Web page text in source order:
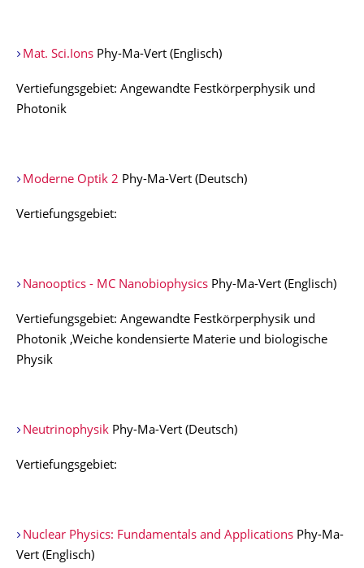
Mat. Sci.Ions Phy-Ma-Vert (Englisch)
Vertiefungsgebiet: Angewandte Festkörperphysik und
Photonik
Moderne Optik 2 Phy-Ma-Vert (Deutsch)
Vertiefungsgebiet:
Nanooptics - MC Nanobiophysics Phy-Ma-Vert (Englisch)
Vertiefungsgebiet: Angewandte Festkörperphysik und
Photonik ,Weiche kondensierte Materie und biologische
Physik
Neutrinophysik Phy-Ma-Vert (Deutsch)
Vertiefungsgebiet:
Nuclear Physics: Fundamentals and Applications Phy-Ma-
Vert (Englisch)